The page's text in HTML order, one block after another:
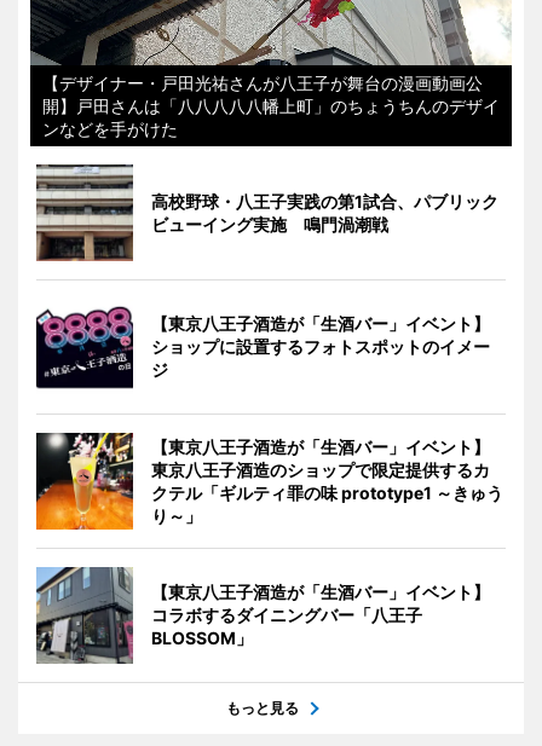
【デザイナー・戸田光祐さんが八王子が舞台の漫画動画公
開】戸田さんは「八八八八八幡上町」のちょうちんのデザイ
ンなどを手がけた
高校野球・八王子実践の第1試合、パブリック
ビューイング実施 鳴門渦潮戦
【東京八王子酒造が「生酒バー」イベント】
ショップに設置するフォトスポットのイメー
ジ
【東京八王子酒造が「生酒バー」イベント】
東京八王子酒造のショップで限定提供するカ
クテル「ギルティ罪の味 prototype1 ～きゅう
り～」
【東京八王子酒造が「生酒バー」イベント】
コラボするダイニングバー「八王子
BLOSSOM」
もっと見る